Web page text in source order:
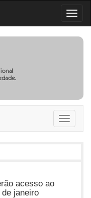
Toggle
acesso ao
janeiro